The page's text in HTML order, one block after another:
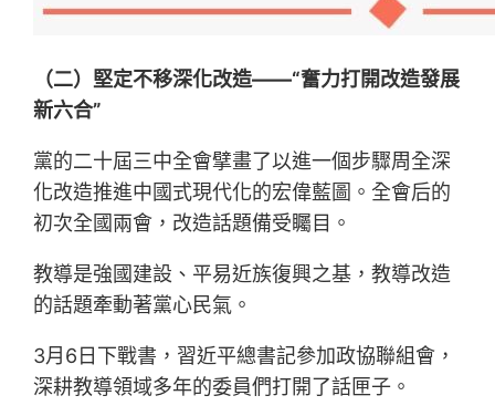
（二）堅定不移深化改造——“奮力打開改造發展
新六合”
黨的二十屆三中全會擘畫了以進一個步驟周全深
化改造推進中國式現代化的宏偉藍圖。全會后的
初次全國兩會，改造話題備受矚目。
教導是強國建設、平易近族復興之基，教導改造
的話題牽動著黨心民氣。
3月6日下戰書，習近平總書記參加政協聯組會，
深耕教導領域多年的委員們打開了話匣子。